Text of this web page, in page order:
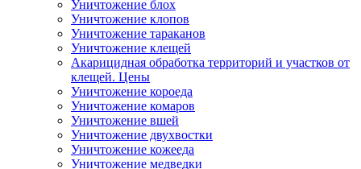
Уничтожение блох
Уничтожение клопов
Уничтожение тараканов
Уничтожение клещей
Акарицидная обработка территорий и участков от
клещей. Цены
Уничтожение короеда
Уничтожение комаров
Уничтожение вшей
Уничтожение двухвостки
Уничтожение кожееда
Уничтожение медведки